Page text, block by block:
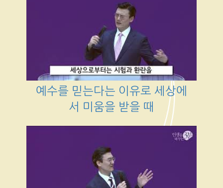
예수를 믿는다는 이유로 세상에
서 미움을 받을 때